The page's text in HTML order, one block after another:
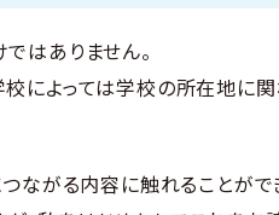
はありません。
によっては学校の所在地に関
ながる内容に触れることがで